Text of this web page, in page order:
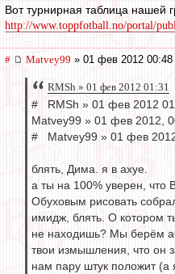
Вот турнирная таблица нашей
http://www.toppfotball.no/portal/
# Matvey99 » 01 фев 2012 00:48
RMSh » 01 фев 2012 01:31
# RMSh » 01 фев 2012
Matvey99 » 01 фев 2012,
# Matvey99 » 01 фев
блять, Дима. я в ахуе.
а ты на 100% уверен, что
Обуховым рисовать
имидж, блять. О котором
не находишь? Мы берём
твои измышления, что он
нам пару штук положит (а